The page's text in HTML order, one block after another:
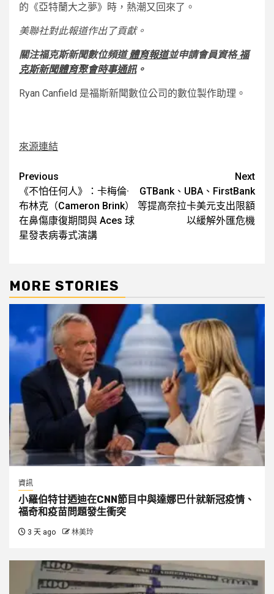
的《亞特蘭大之夢》時，熱潮又回來了。
美聯社對此報道作出了貢獻。
關注福克斯新聞數位頻道體育報道並申請會員資格福
克斯新聞體育聚會時事通訊。
Ryan Canfield 是福斯新聞數位公司的數位製作助理。
來源連結
Post
navigation
Previous
《不怕任何人》：卡梅倫·
布林克（Cameron Brink）
在鼻傷康復期間與 Aces 球
星發表病毒式演講
Next
GTBank、UBA、FirstBank
等提高奈拉卡美元支出限額
以緩解外匯危機
MORE STORIES
資訊
小羅伯特甘迺迪在CNN節目中與達娜巴什就新冠疫情、
福奇和疫苗問題發生衝突
3 天 ago 林美玲